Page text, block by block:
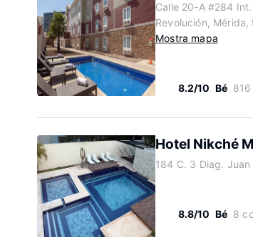
Calle 20-A #284
Revolución, Mérida,
Mostra mapa
8.2/10 Bé
Hotel Nikché
184 C. 3 Diag.
8.8/10 Bé 8